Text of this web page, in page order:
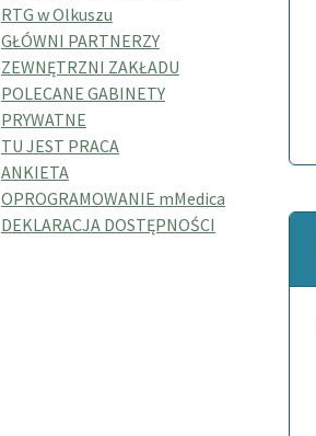
RTG w Olkuszu
GŁÓWNI PARTNERZY
ZEWNĘTRZNI ZAKŁADU
POLECANE GABINETY
PRYWATNE
TU JEST PRACA
ANKIETA
OPROGRAMOWANIE mMedica
DEKLARACJA DOSTĘPNOŚCI